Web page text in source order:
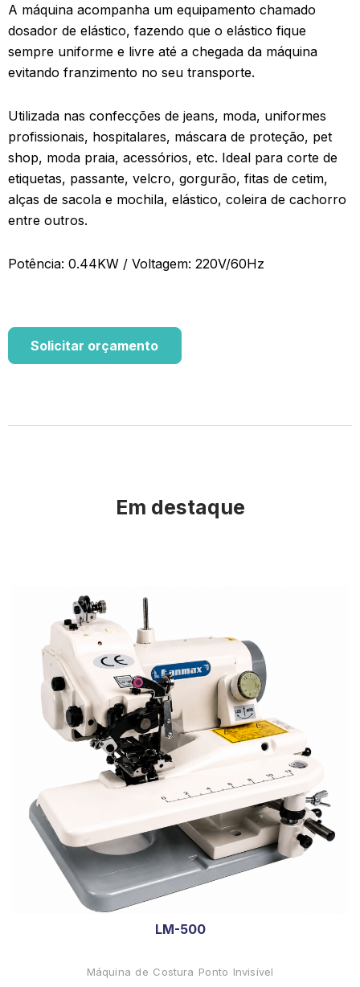
A máquina acompanha um equipamento chamado
dosador de elástico, fazendo que o elástico fique
sempre uniforme e livre até a chegada da máquina
evitando franzimento no seu transporte.
Utilizada nas confecções de jeans, moda, uniformes
profissionais, hospitalares, máscara de proteção, pet
shop, moda praia, acessórios, etc. Ideal para corte de
etiquetas, passante, velcro, gorgurão, fitas de cetim,
alças de sacola e mochila, elástico, coleira de cachorro
entre outros.
Potência: 0.44KW / Voltagem: 220V/60Hz
Solicitar orçamento
Em destaque
LM-500
Máquina de Costura Ponto Invisível